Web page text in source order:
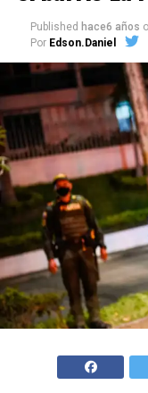
Published hace6 años
Por Edson.Daniel